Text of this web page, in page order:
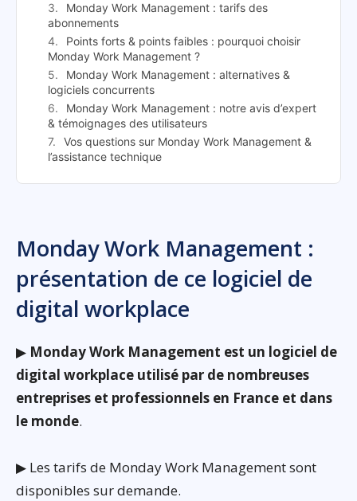
Monday Work Management : tarifs des
abonnements
Points forts & points faibles : pourquoi choisir
Monday Work Management ?
Monday Work Management : alternatives &
logiciels concurrents
Monday Work Management : notre avis d’expert
& témoignages des utilisateurs
Vos questions sur Monday Work Management &
l’assistance technique
Monday Work Management :
présentation de ce logiciel de
digital workplace
▶ Monday Work Management est un logiciel de
digital workplace utilisé par de nombreuses
entreprises et professionnels en France et dans
le monde.
▶ Les tarifs de Monday Work Management sont
disponibles sur demande.